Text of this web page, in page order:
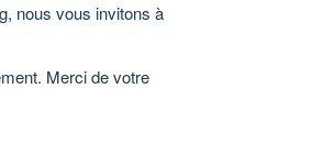
nous vous invitons à
Merci de votre